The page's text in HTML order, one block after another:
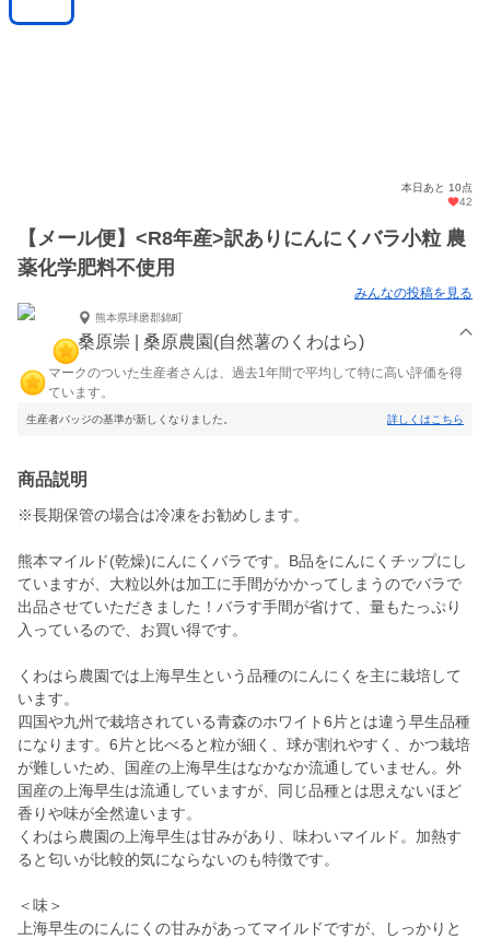
本日あと 10点
42
【メール便】<R8年産>訳ありにんにくバラ小粒 農
薬化学肥料不使用
みんなの投稿を見る
熊本県球磨郡錦町
桑原崇 | 桑原農園(自然薯のくわはら)
マークのついた生産者さんは、過去1年間で平均して特に高い評価を得
ています。
生産者バッジの基準が新しくなりました。 詳しくはこちら
商品説明
※長期保管の場合は冷凍をお勧めします。
熊本マイルド(乾燥)にんにくバラです。B品をにんにくチップにし
ていますが、大粒以外は加工に手間がかかってしまうのでバラで
出品させていただきました！バラす手間が省けて、量もたっぷり
入っているので、お買い得です。
くわはら農園では上海早生という品種のにんにくを主に栽培して
います。
四国や九州で栽培されている青森のホワイト6片とは違う早生品種
になります。6片と比べると粒が細く、球が割れやすく、かつ栽培
が難しいため、国産の上海早生はなかなか流通していません。外
国産の上海早生は流通していますが、同じ品種とは思えないほど
香りや味が全然違います。
くわはら農園の上海早生は甘みがあり、味わいマイルド。加熱す
ると匂いが比較的気にならないのも特徴です。
＜味＞
上海早生のにんにくの甘みがあってマイルドですが、しっかりと